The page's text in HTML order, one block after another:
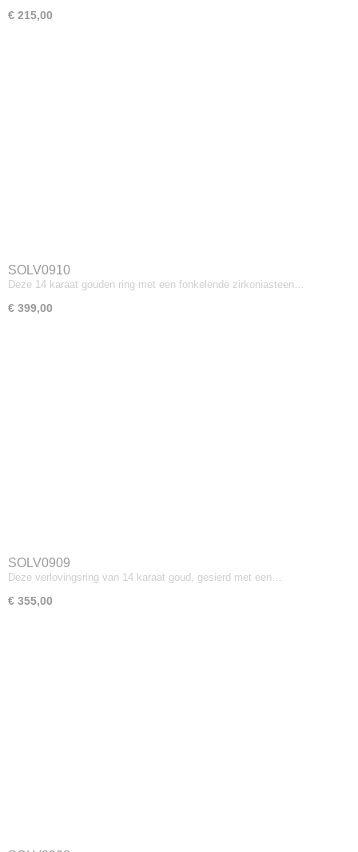
€ 215,00
SOLV0910
Deze 14 karaat gouden ring met een fonkelende zirkoniasteen…
€ 399,00
SOLV0909
Deze verlovingsring van 14 karaat goud, gesierd met een…
€ 355,00